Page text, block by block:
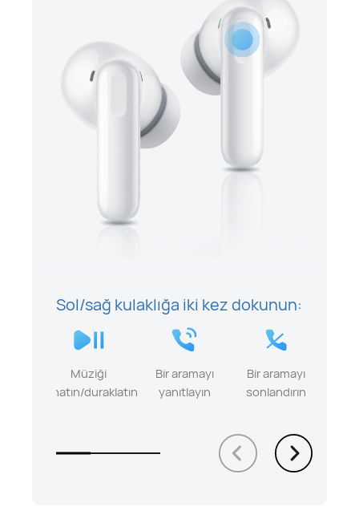
Sol/sağ kulaklığa iki kez dokunun:
Müziği
oynatın/duraklatın
Bir aramayı
yanıtlayın
Bir aramayı
sonlandırın